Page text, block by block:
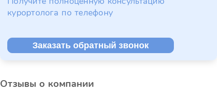
курортолога по телефону
Заказать обратный звонок
Отзывы о компании